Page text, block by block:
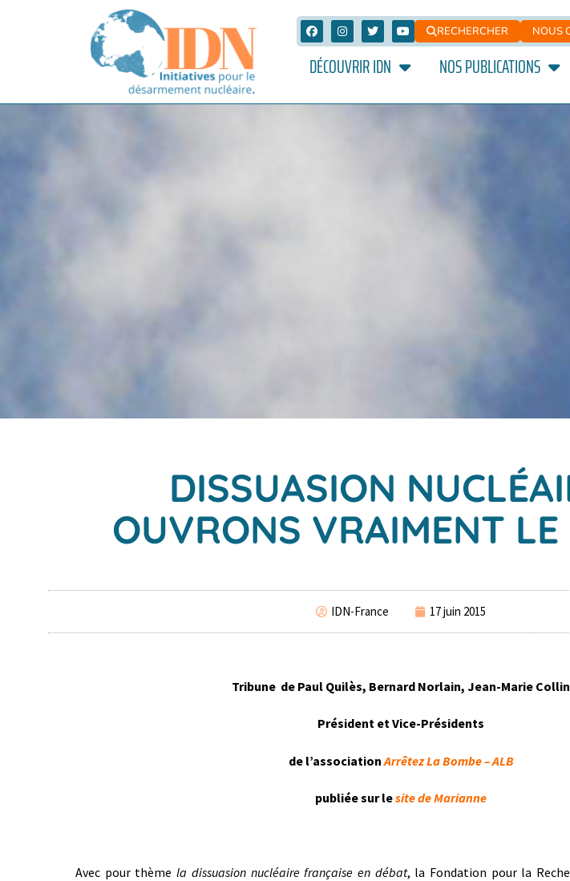
RECHERCHER NOUS
DÉCOUVRIR IDN NOS PUBLICATIONS
DISSUASION
OUVRONS VRAIMENT LE
IDN-France 17 juin 2015
Tribune de Paul Quilès, Bernard Norlain, Jean-Marie Collin
Président et Vice-Présidents
de l’associationArrêtez La Bombe – ALB
publiée sur lesite de Marianne
Avec pour thèmela dissuasion nucléaire française en débat, la Fondation pour la